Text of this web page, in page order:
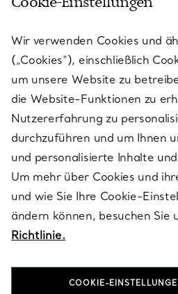
KUNDENSERVICE
SERVICES
ÜBER TIFFANY & CO.
RECHTLICHE HINWEISE
FOLGEN SIE UNS
Wir verwenden Cookies und
(„Cookies“), einschließlich
um unsere Website zu
die Website-Funktionen zu
Nutzererfahrung zu
durchzuführen und um Ihnen
und personalisierte Inhalte
Um mehr über Cookies und
und wie Sie Ihre Cookie-
ändern können, besuchen Sie
Richtlinie.
COOKIE-